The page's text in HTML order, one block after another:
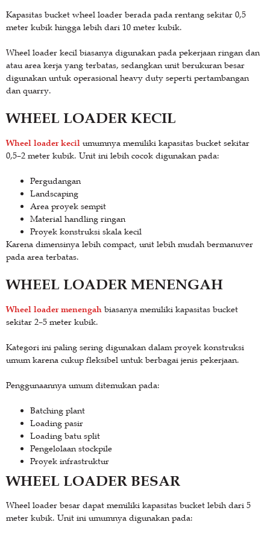
Kapasitas bucket wheel loader berada pada rentang sekitar 0,5
meter kubik hingga lebih dari 10 meter kubik.
Wheel loader kecil biasanya digunakan pada pekerjaan ringan dan
atau area kerja yang terbatas, sedangkan unit berukuran besar
digunakan untuk operasional heavy duty seperti pertambangan
dan quarry.
WHEEL LOADER KECIL
Wheel loader kecil umumnya memiliki kapasitas bucket sekitar
0,5–2 meter kubik. Unit ini lebih cocok digunakan pada:
Pergudangan
Landscaping
Area proyek sempit
Material handling ringan
Proyek konstruksi skala kecil
Karena dimensinya lebih compact, unit lebih mudah bermanuver
pada area terbatas.
WHEEL LOADER MENENGAH
Wheel loader menengah biasanya memiliki kapasitas bucket
sekitar 2–5 meter kubik.
Kategori ini paling sering digunakan dalam proyek konstruksi
umum karena cukup fleksibel untuk berbagai jenis pekerjaan.
Penggunaannya umum ditemukan pada:
Batching plant
Loading pasir
Loading batu split
Pengelolaan stockpile
Proyek infrastruktur
WHEEL LOADER BESAR
Wheel loader besar dapat memiliki kapasitas bucket lebih dari 5
meter kubik. Unit ini umumnya digunakan pada: